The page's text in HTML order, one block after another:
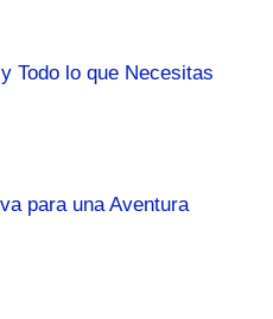
Todo lo que Necesitas
para una Aventura